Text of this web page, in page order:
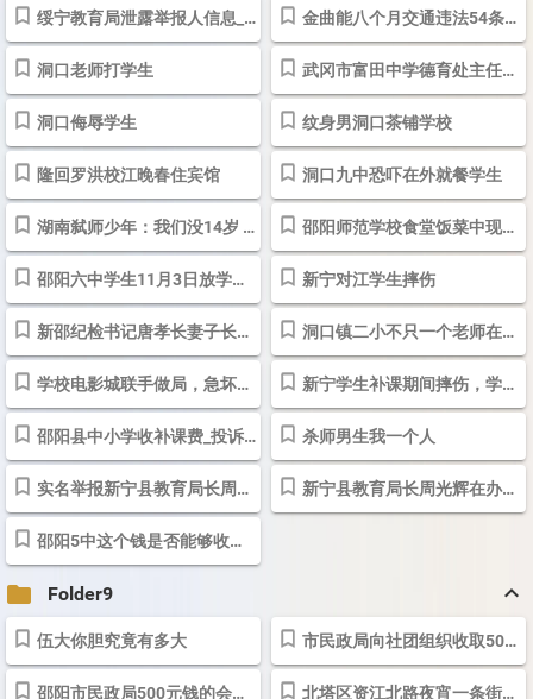
绥宁教育局泄露举报人信息_投诉举报_投诉直通车_华声在线 金曲能八个月交通违法54条-QQ登录
洞口老师打学生 武冈市富田中学德育处主任处理学生早恋一事不当 女学生欲轻生_投诉举...
洞口侮辱学生 纹身男洞口茶铺学校
隆回罗洪校江晚春住宾馆 洞口九中恐吓在外就餐学生
湖南弑师少年：我们没14岁 打死人了不用坐牢 邵阳师范学校食堂饭菜中现蜘蛛，这是要给学生补脑的节奏么？
邵阳六中学生11月3日放学后被捅伤并遭抢劫_大湘网_腾讯网 新宁对江学生摔伤
新邵纪检书记唐孝长妻子长期吃空饷 洞口镇二小不只一个老师在校外补课
学校电影城联手做局，急坏孩子苦了家长-邵阳 新宁学生补课期间摔伤，学校、教育局不管_咨询求助_投诉直通车_华声在线
邵阳县中小学收补课费_投诉举报_投诉直通车_华声在线 杀师男生我一个人
实名举报新宁县教育局长周光辉目无党纪国法（截图）-邵阳 新宁县教育局长周光辉在办公室抽烟与教育局办公楼禁止吸烟标志实拍（...
邵阳5中这个钱是否能够收？-邵阳
folder Folder9 keyboard_arrow_up
伍大你胆究竟有多大 市民政局向社团组织收取500元钱会费有没有违规
邵阳市民政局500元钱的会费有些贵 北塔区资江北路夜宵一条街挠民何时休20200518